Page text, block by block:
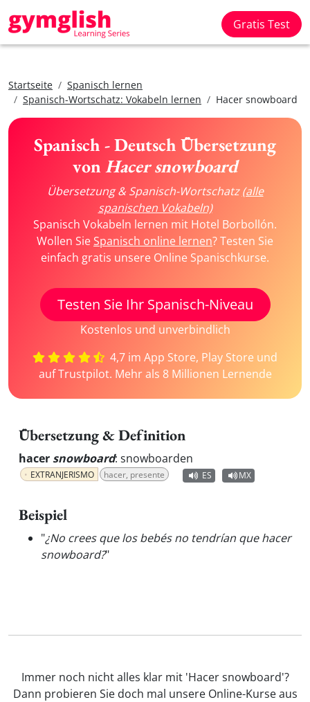
Gratis Test
Startseite
Spanisch lernen
Spanisch-Wortschatz: Vokabeln lernen
Hacer snowboard
Spanisch - Deutsch Übersetzung
vonHacer snowboard
Übersetzung & Spanisch-Wortschatz(alle
spanischen Vokabeln)
Spanisch Vokabeln lernen mit Hotel Borbollón.
Wollen SieSpanisch online lernen? Testen Sie
einfach gratis unsere Online Spanischkurse.
Testen Sie Ihr Spanisch-Niveau
Kostenlos und unverbindlich
4,7 im App Store, Play Store und
auf Trustpilot. Mehr als 8 Millionen Lernende
Übersetzung & Definition
hacer snowboard: snowboarden
EXTRANJERISMO hacer, presente ES MX
Beispiel
"¿No crees que los bebés no tendrían que hacer
snowboard?"
Immer noch nicht alles klar mit 'Hacer snowboard'?
Dann probieren Sie doch mal unsere Online-Kurse aus